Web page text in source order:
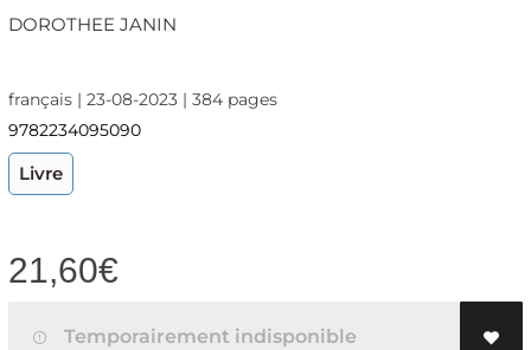
DOROTHEE JANIN
français | 23-08-2023 | 384 pages
9782234095090
Livre
21,60€
Temporairement indisponible